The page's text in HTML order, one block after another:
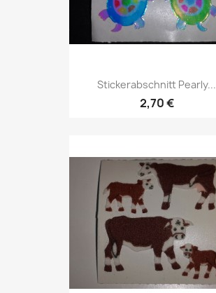
Stickerabschnitt Pearly...
2,70 €